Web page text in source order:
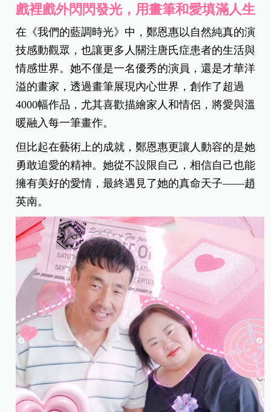
戲裡戲外閃閃發光，用畫筆和愛填滿人生
在《我們的藍調時光》中，鄭恩惠以自然純真的演
技感動觀眾，也讓更多人關注唐氏症患者的生活與
情感世界。她不僅是一名優秀的演員，還是才華洋
溢的畫家，透過畫筆展現內心世界，創作了超過
4000幅作品，尤其喜歡描繪家人和情侶，將愛與溫
暖融入每一筆畫作。
但比起在藝術上的成就，鄭恩惠更讓人動容的是她
勇敢追愛的精神。她從不設限自己，相信自己也能
擁有美好的愛情，最終遇見了她的真命天子——趙
英南。